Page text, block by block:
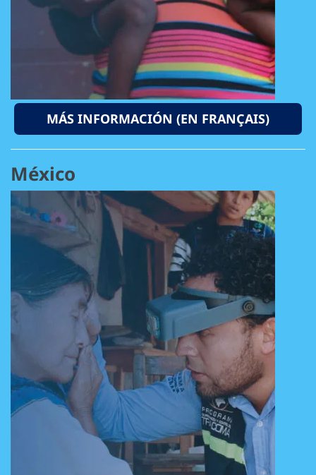
MÁS INFORMACIÓN (EN FRANÇAIS)
México